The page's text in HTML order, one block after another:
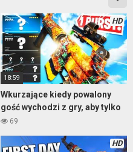
HD
18:59
Wkurzające kiedy powalony
gość wychodzi z gry, aby tylko
fraga nie dać
69
HD